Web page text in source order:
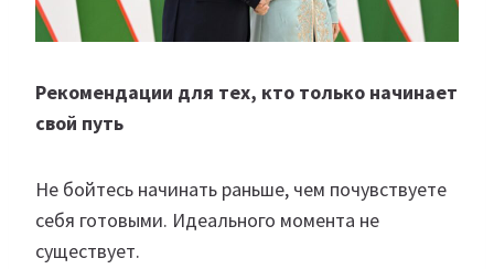
Рекомендации для тех, кто только начинает
свой путь
Не бойтесь начинать раньше, чем почувствуете
себя готовыми. Идеального момента не
существует.